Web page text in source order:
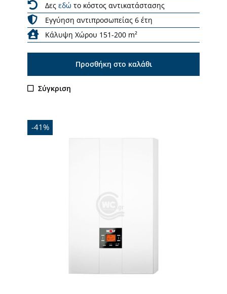
Δες εδώ το κόστος αντικατάστασης
Εγγύηση αντιπροσωπείας 6 έτη
Κάλυψη Χώρου 151-200 m²
Προσθήκη στο καλάθι
Σύγκριση
-41%